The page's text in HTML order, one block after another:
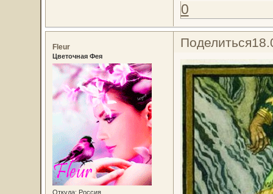
0
Поделиться
Fleur
Цветочная Фея
Откуда: Россия